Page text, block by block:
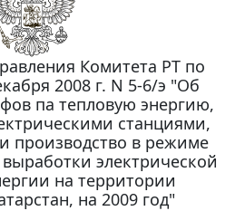
Комитета РТ по
2008 г. N 5-6/э "Об
па тепловую энергию,
станциями,
производство в режиме
электрической
на территории
на 2009 год"